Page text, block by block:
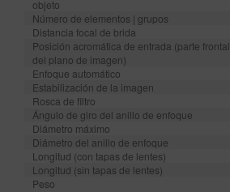
objeto
Número de elementos | grupos
Distancia focal de brida
Posición acromática de entrada (parte frontal
del plano de imagen)
Enfoque automático
Estabilización de la imagen
Rosca de filtro
Ángulo de giro del anillo de enfoque
Diámetro máximo
Diámetro del anillo de enfoque
Longitud (con tapas de lentes)
Longitud (sin tapas de lentes)
Peso